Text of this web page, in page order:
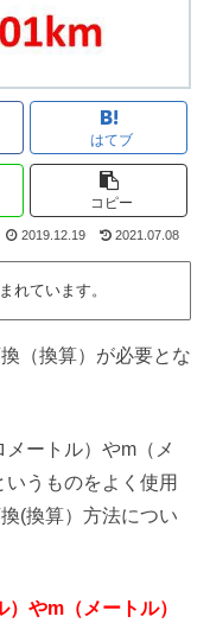
はてブ
コピー
2019.12.19 2021.07.08
れています。
（換算）が必要とな
ートル）やm（メ
うものをよく使用
(換算）方法につい
やm（メートル）